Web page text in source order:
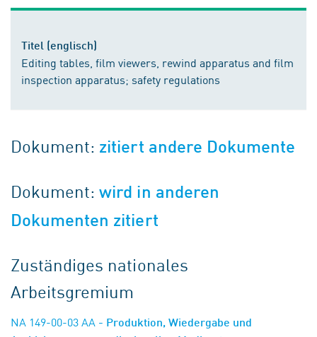
Titel (englisch)
Editing tables, film viewers, rewind apparatus and film
inspection apparatus; safety regulations
Dokument: zitiert andere Dokumente
Dokument:wird in anderen
Dokumenten zitiert
Zuständiges nationales
Arbeitsgremium
NA 149-00-03 AA - Produktion, Wiedergabe und